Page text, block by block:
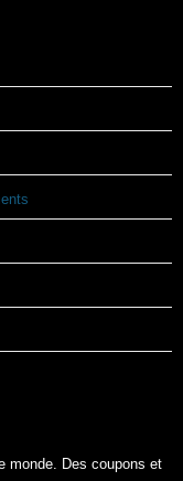
monde. Des coupons et